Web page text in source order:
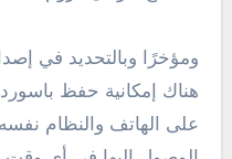
ومؤخرًا وبالتحديد في
هناك إمكانية حفظ
على الهاتف والنظام